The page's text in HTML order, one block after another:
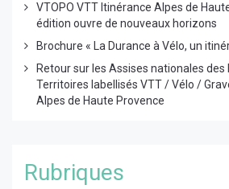
VTOPO VTT Itinérance Alpes de
édition ouvre de nouveaux horizons
Brochure « La Durance à Vélo, un
Retour sur les Assises nationales des
Territoires labellisés VTT / Vélo /
Alpes de Haute Provence
Rubriques